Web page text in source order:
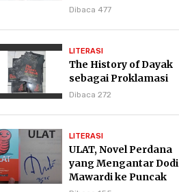
Pdt. Dr. Yulius Daud di
Dibaca 477
LITERASI
The History of Dayak
sebagai Proklamasi
Dibaca 272
LITERASI
ULAT, Novel Perdana
yang Mengantar Dodi
Mawardi ke Puncak